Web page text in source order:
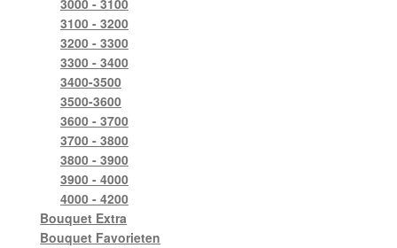
3100 - 3200
3200 - 3300
3300 - 3400
3400-3500
3500-3600
3600 - 3700
3700 - 3800
3800 - 3900
3900 - 4000
4000 - 4200
Bouquet Extra
Bouquet Favorieten